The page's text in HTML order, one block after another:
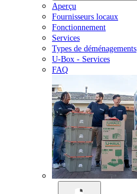
Aperçu
Fournisseurs locaux
Fonctionnement
Services
Types de déménagements
U-Box - Services
FAQ